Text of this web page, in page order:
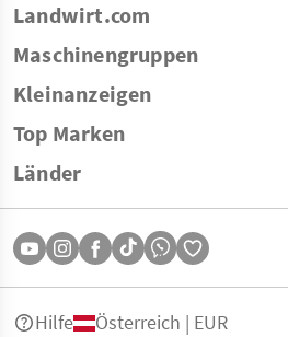
Landwirt.com
Maschinengruppen
Kleinanzeigen
Top Marken
Länder
Hilfe Österreich | EUR